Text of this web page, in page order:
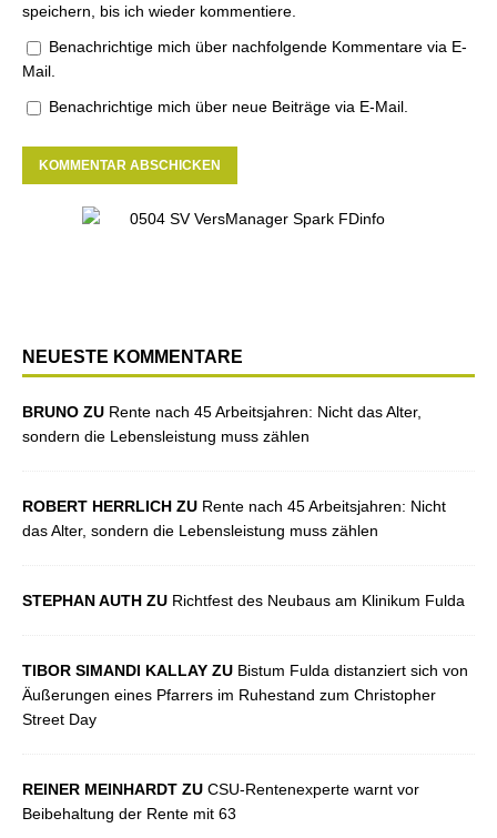
speichern, bis ich wieder kommentiere.
Benachrichtige mich über nachfolgende Kommentare via E-
Mail.
Benachrichtige mich über neue Beiträge via E-Mail.
NEUESTE KOMMENTARE
BRUNO ZU Rente nach 45 Arbeitsjahren: Nicht das Alter,
sondern die Lebensleistung muss zählen
ROBERT HERRLICH ZU Rente nach 45 Arbeitsjahren: Nicht
das Alter, sondern die Lebensleistung muss zählen
STEPHAN AUTH ZU Richtfest des Neubaus am Klinikum Fulda
TIBOR SIMANDI KALLAY ZU Bistum Fulda distanziert sich von
Äußerungen eines Pfarrers im Ruhestand zum Christopher
Street Day
REINER MEINHARDT ZU CSU-Rentenexperte warnt vor
Beibehaltung der Rente mit 63